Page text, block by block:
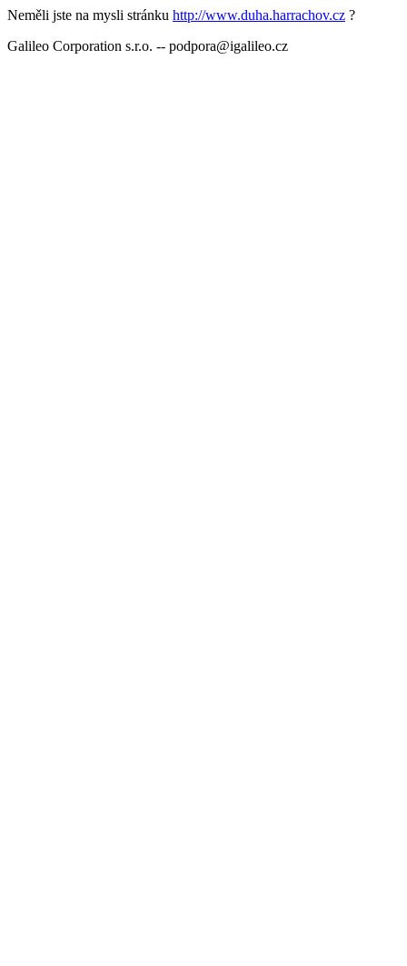
Neměli jste na mysli stránku http://www.duha.harrachov.cz ?
Galileo Corporation s.r.o. -- podpora@igalileo.cz